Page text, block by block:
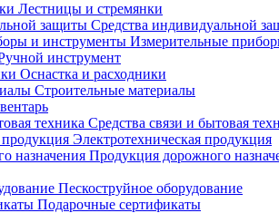
Лестницы и стремянки
Средства индивидуальной
Измерительные
инструмент
Оснастка и расходники
Строительные материалы
Средства связи и бытовая
Электротехническая продукция
Продукция дорожного
Пескоструйное оборудование
Подарочные сертификаты